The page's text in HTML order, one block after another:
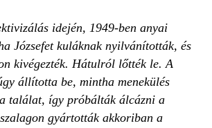
idején, 1949-ben anyai
Józsefet kuláknak nyilvánították, és
kivégezték. Hátulról lőtték le. A
állította be, mintha menekülés
találat, így próbálták álcázni a
gyártották akkoriban a